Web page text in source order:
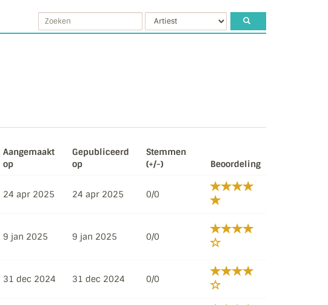
Aangemaakt
op
Gepubliceerd
op
Stemmen
(+/-)
Beoordeling
24 apr 2025 24 apr 2025 0/0
9 jan 2025 9 jan 2025 0/0
31 dec 2024 31 dec 2024 0/0